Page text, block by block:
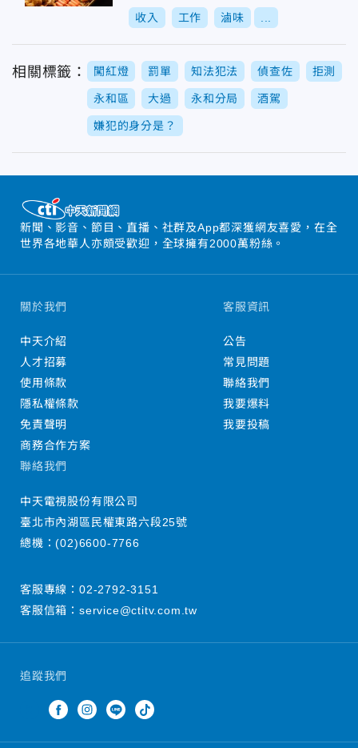
收入 工作 滷味
相關標籤： 闖紅燈 罰單 知法犯法 偵查佐 拒測
永和區 大過 永和分局 酒駕
嫌犯的身分是？
新聞、影音、節目、直播、社群及App都深獲網友喜愛，在全
世界各地華人亦頗受歡迎，全球擁有2000萬粉絲。
追蹤我們
關於我們
中天介紹
人才招募
使用條款
隱私權條款
免責聲明
商務合作方案
客服資訊
公告
常見問題
聯絡我們
我要爆料
我要投稿
聯絡我們
中天電視股份有限公司
臺北市內湖區民權東路六段25號
總機：(02)6600-7766
客服專線： 02-2792-3151
客服信箱： service@ctitv.com.tw